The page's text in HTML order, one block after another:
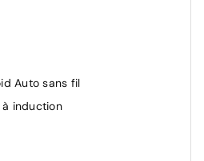
Auto sans fil
induction